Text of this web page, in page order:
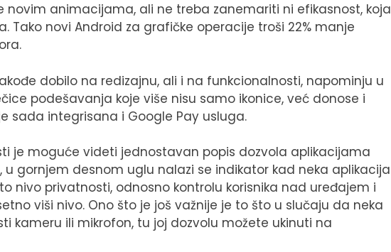
novim animacijama, ali ne treba zanemariti ni efikasnost, koja
Tako novi Android za grafičke operacije troši 22% manje
dobilo na redizajnu, ali i na funkcionalnosti, napominju u
podešavanja koje više nisu samo ikonice, već donose i
sada integrisana i Google Pay usluga.
je moguće videti jednostavan popis dozvola aplikacijama
u gornjem desnom uglu nalazi se indikator kad neka aplikacija
nivo privatnosti, odnosno kontrolu korisnika nad uređajem i
viši nivo. Ono što je još važnije je to što u slučaju da neka
kameru ili mikrofon, tu joj dozvolu možete ukinuti na